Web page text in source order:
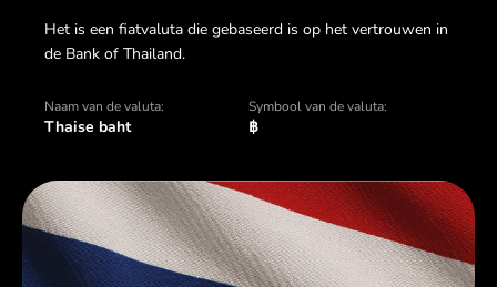
Het is een fiatvaluta die gebaseerd is op het vertrouwen in
de Bank of Thailand.
Naam van de valuta:
Thaise baht
Symbool van de valuta:
฿